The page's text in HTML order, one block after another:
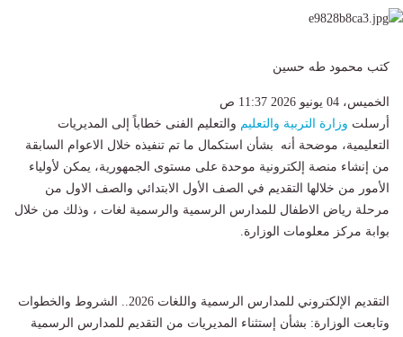
كتب محمود طه حسين
الخميس، 04 يونيو 2026 11:37 ص
أرسلت وزارة التربية والتعليم والتعليم الفنى خطاباً إلى المديريات
التعليمية، موضحة أنه بشأن استكمال ما تم تنفيذه خلال الاعوام السابقة
من إنشاء منصة إلكترونية موحدة على مستوى الجمهورية، يمكن لأولياء
الأمور من خلالها التقديم في الصف الأول الابتدائي والصف الاول من
مرحلة رياض الاطفال للمدارس الرسمية والرسمية لغات ، وذلك من خلال
بوابة مركز معلومات الوزارة.
التقديم الإلكتروني للمدارس الرسمية واللغات 2026.. الشروط والخطوات
وتابعت الوزارة: بشأن إستثناء المديريات من التقديم للمدارس الرسمية